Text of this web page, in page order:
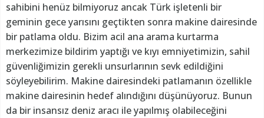
sahibini henüz bilmiyoruz ancak Türk işletenli bir
geminin gece yarısını geçtikten sonra makine dairesinde
bir patlama oldu. Bizim acil ana arama kurtarma
merkezimize bildirim yaptığı ve kıyı emniyetimizin, sahil
güvenliğimizin gerekli unsurlarının sevk edildiğini
söyleyebilirim. Makine dairesindeki patlamanın özellikle
makine dairesinin hedef alındığını düşünüyoruz. Bunun
da bir insansız deniz aracı ile yapılmış olabileceğini